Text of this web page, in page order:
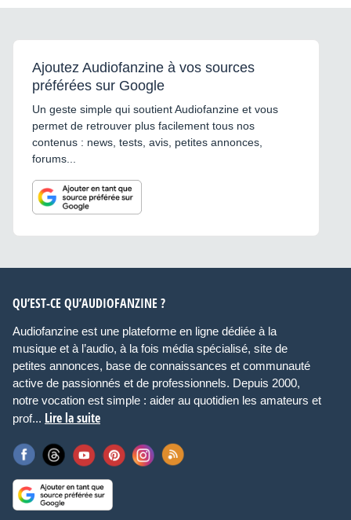
Ajoutez Audiofanzine à vos sources
préférées sur Google
Un geste simple qui soutient Audiofanzine et vous
permet de retrouver plus facilement tous nos
contenus : news, tests, avis, petites annonces,
forums...
QU’EST-CE QU’AUDIOFANZINE ?
Audiofanzine est une plateforme en ligne dédiée à la
musique et à l’audio, à la fois média spécialisé, site de
petites annonces, base de connaissances et communauté
active de passionnés et de professionnels. Depuis 2000,
notre vocation est simple : aider au quotidien les amateurs et
prof... Lire la suite